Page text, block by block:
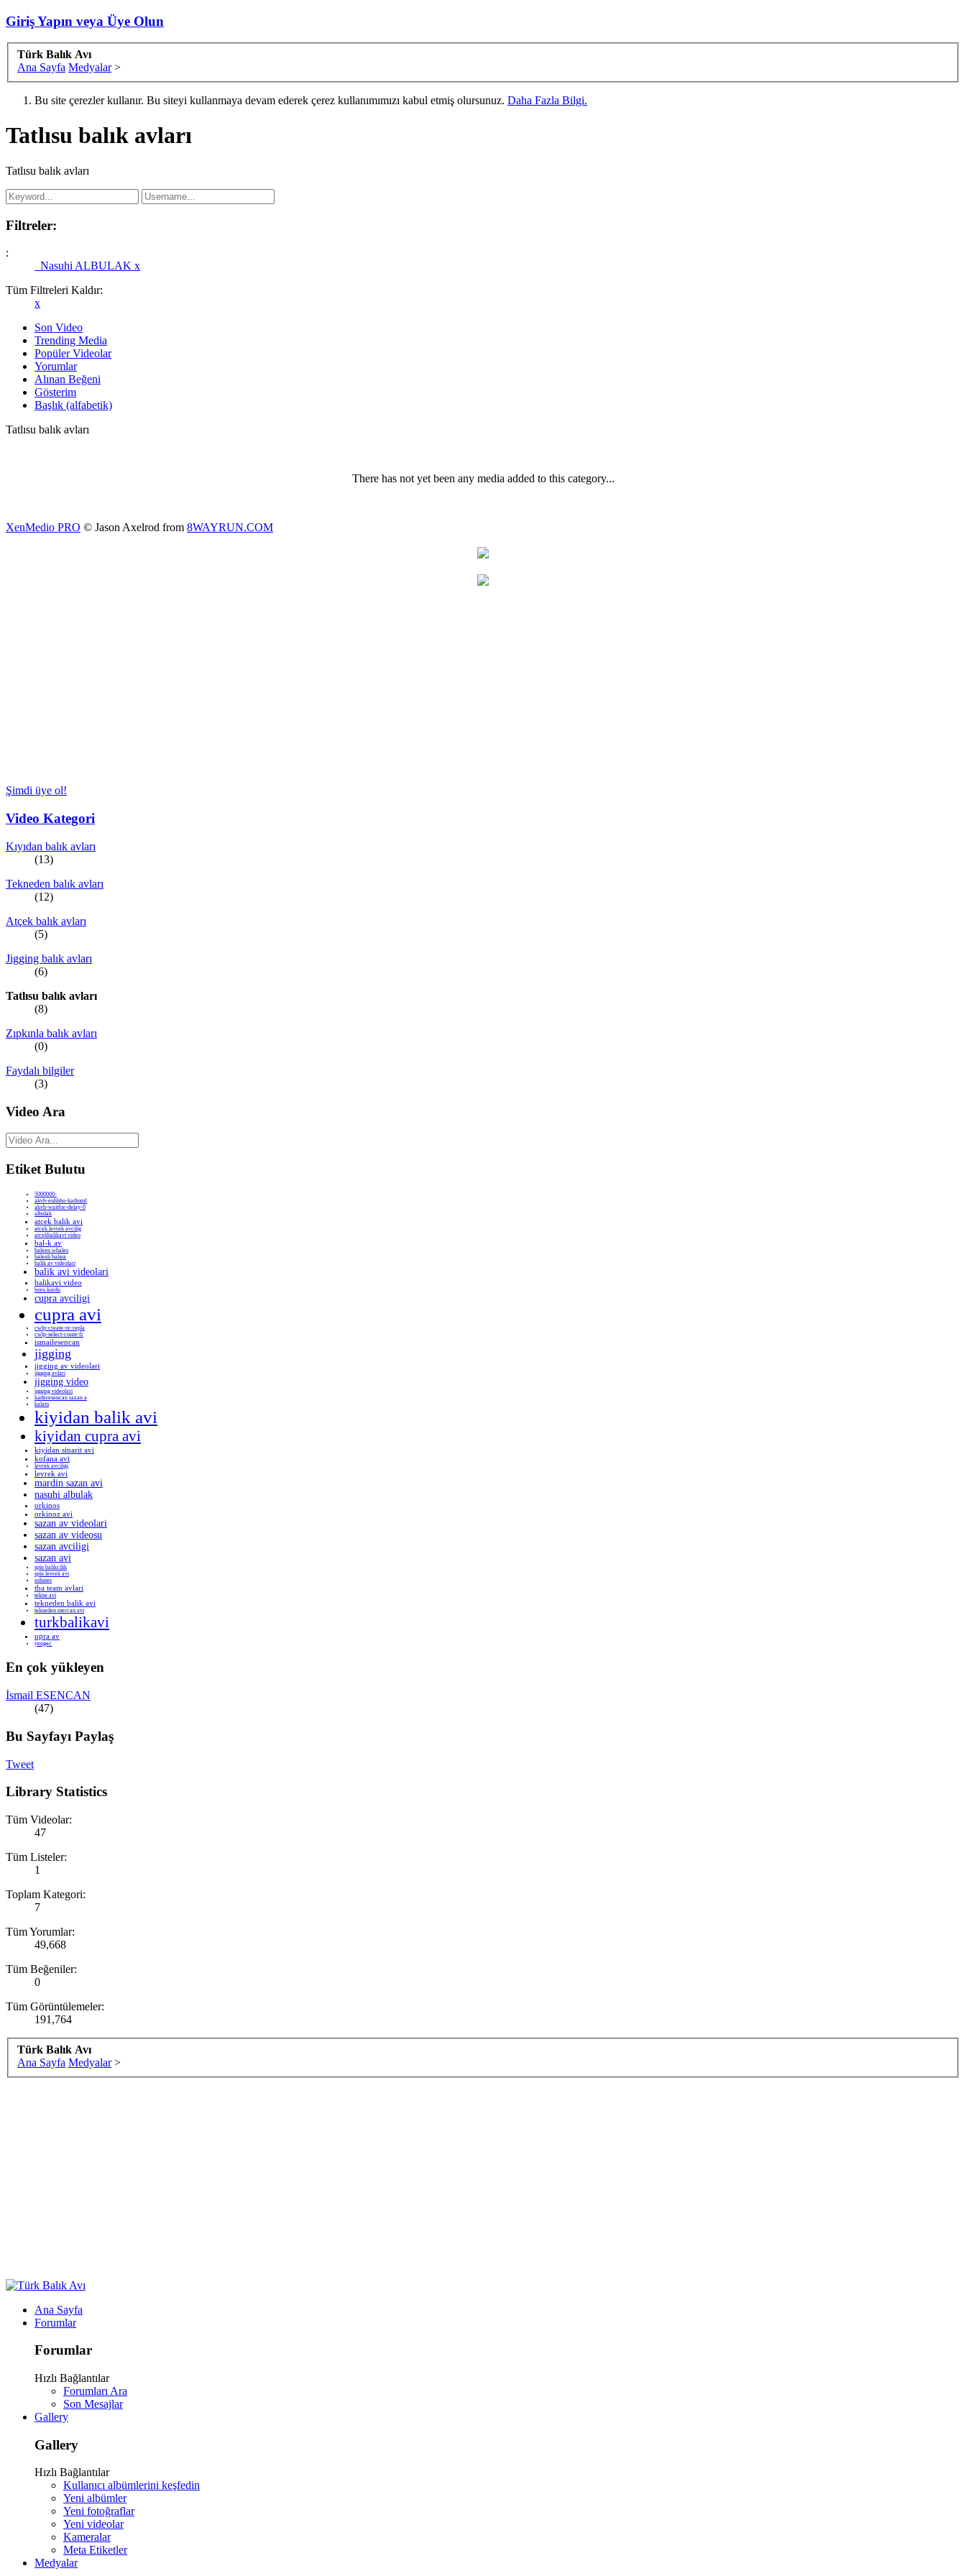
Giriş Yapın veya Üye Olun
Türk Balık Avı
Ana Sayfa Medyalar >
Bu site çerezler kullanır. Bu siteyi kullanmaya devam ederek çerez kullanımımızı kabul etmiş olursunuz. Daha Fazla Bilgi.
Tatlısu balık avları
Tatlısu balık avları
Filtreler:
:
Nasuhi ALBULAK x
Tüm Filtreleri Kaldır:
x
Son Video
Trending Media
Popüler Videolar
Yorumlar
Alınan Beğeni
Gösterim
Başlık (alfabetik)
Tatlısu balık avları
There has not yet been any media added to this category...
XenMedio PRO © Jason Axelrod from 8WAYRUN.COM
Şimdi üye ol!
Video Kategori
Kıyıdan balık avları
(13)
Tekneden balık avları
(12)
Atçek balık avları
(5)
Jigging balık avları
(6)
Tatlısu balık avları
(8)
Zıpkınla balık avları
(0)
Faydalı bilgiler
(3)
Video Ara
Etiket Bulutu
5000000-
akvh-euhhhu-kadmmf
akvh-waitfor-delay-0
albulak
atcek balik avi
atcek levrek avcilig
atcekbalikavi video
bal-k av
baleen whales
balenli balina
balik av videolari
balik avi videolari
balikavi video
boru kurdu
cupra avciligi
cupra avi
cwlp-create-or-repla
cwlp-select-count-fr
ismailesencan
jigging
jigging av videolari
jigging avlari
jigging video
jigging videolari
kaderesencan sazan a
kalam
kiyidan balik avi
kiyidan cupra avi
kiyidan sinarit avi
kofana avi
levrek avciligi
levrek avi
mardin sazan avi
nasuhi albulak
orkinos
orkinoz avi
sazan av videolari
sazan av videosu
sazan avciligi
sazan avi
spin balikcilik
spin levrek avi
sulunes
tba team avlari
tekne avi
tekneden balik avi
tekneden mercan avi
turkbalikavi
upra av
yengec
En çok yükleyen
İsmail ESENCAN
(47)
Bu Sayfayı Paylaş
Tweet
Library Statistics
Tüm Videolar:
47
Tüm Listeler:
1
Toplam Kategori:
7
Tüm Yorumlar:
49,668
Tüm Beğeniler:
0
Tüm Görüntülemeler:
191,764
Türk Balık Avı
Ana Sayfa Medyalar >
Ana Sayfa
Forumlar
Forumlar
Hızlı Bağlantılar
Forumları Ara
Son Mesajlar
Gallery
Gallery
Hızlı Bağlantılar
Kullanıcı albümlerini keşfedin
Yeni albümler
Yeni fotoğraflar
Yeni videolar
Kameralar
Meta Etiketler
Medyalar